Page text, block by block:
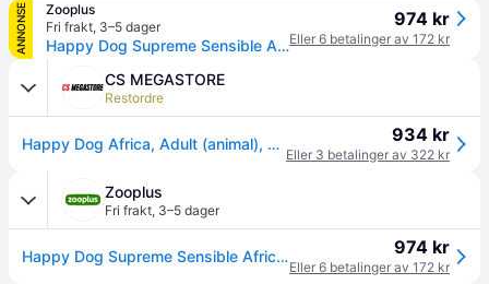
ANNONSE
Zooplus
Fri frakt, 3–5 dager
Happy Dog Supreme Sensible Africa - 12,5 kg
974 kr
Eller 6 betalinger av 172 kr
CS MEGASTORE
Restordre
Happy Dog Africa, Adult (animal), Eple, Grønnsaker, 12,5 kg 934 kr
Eller 3 betalinger av 322 kr
Zooplus
Fri frakt, 3–5 dager
Happy Dog Supreme Sensible Africa - 12,5 kg 974 kr
Eller 6 betalinger av 172 kr